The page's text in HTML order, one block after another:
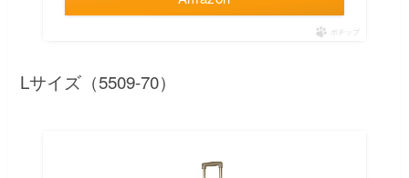
ポチップ
Lサイズ（5509-70）